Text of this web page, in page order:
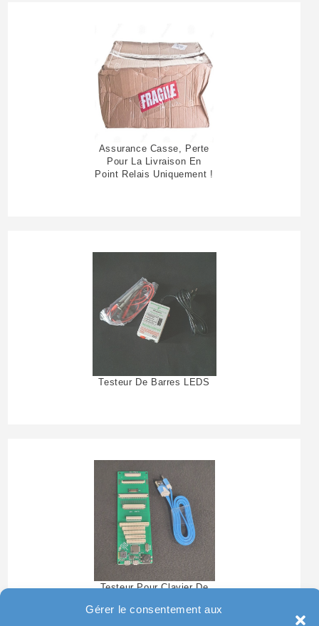
Gérer le consentement aux
Assurance Casse, Perte
Pour La Livraison En
Point Relais Uniquement !
Testeur De Barres LEDS
Testeur Pour Clavier De